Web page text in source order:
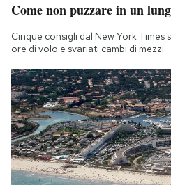
Come non puzzare in un
Cinque consigli dal New York Times
ore di volo e svariati cambi di mezzi